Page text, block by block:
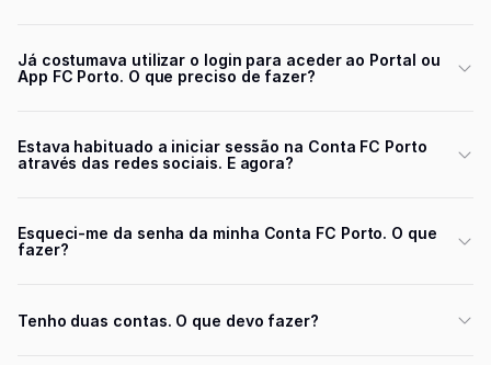
Já costumava utilizar o login para aceder ao Portal ou
App FC Porto. O que preciso de fazer?
Estava habituado a iniciar sessão na Conta FC Porto
através das redes sociais. E agora?
Esqueci-me da senha da minha Conta FC Porto. O que
fazer?
Tenho duas contas. O que devo fazer?